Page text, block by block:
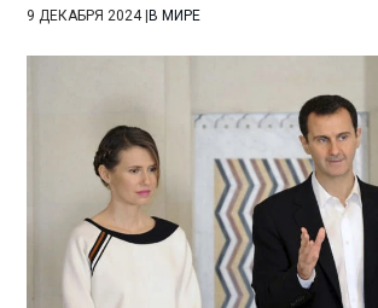
9 ДЕКАБРЯ 2024|В МИРЕ